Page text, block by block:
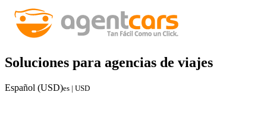
Soluciones para agencias de viajes
Español (USD)es | USD